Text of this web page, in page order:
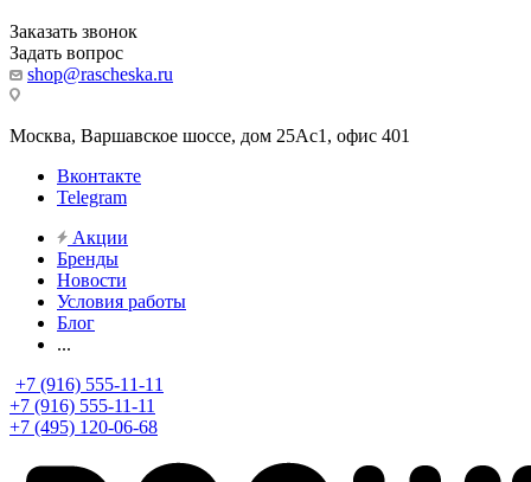
Заказать звонок
Задать вопрос
shop@rascheska.ru
Москва, Варшавское шоссе, дом 25Аc1, офис 401
Вконтакте
Telegram
Акции
Бренды
Новости
Условия работы
Блог
...
+7 (916) 555-11-11
+7 (916) 555-11-11
+7 (495) 120-06-68